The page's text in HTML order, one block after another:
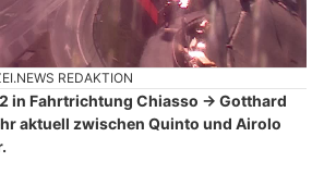
REDAKTION
in Fahrtrichtung Chiasso → Gotthard
aktuell zwischen Quinto und Airolo